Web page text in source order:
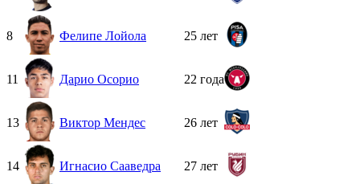
8 Фелипе Лойола 25 лет
11 Дарио Осорио 22 года
13 Виктор Мендес 26 лет
14 Игнасио Сааведра 27 лет